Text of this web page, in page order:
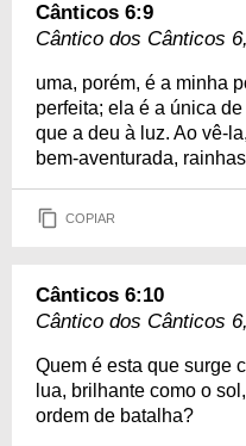
Cânticos 6:9
Cântico dos Cânticos
uma, porém, é a minha
perfeita; ela é a única
que a deu à luz. Ao vê-
bem-aventurada,
COPIAR
Cânticos 6:10
Cântico dos Cânticos
Quem é esta que surge
lua, brilhante como o
ordem de batalha?